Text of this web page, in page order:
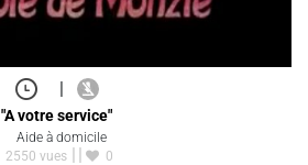
|
"A votre service"
Aide à domicile
2550 vues
0